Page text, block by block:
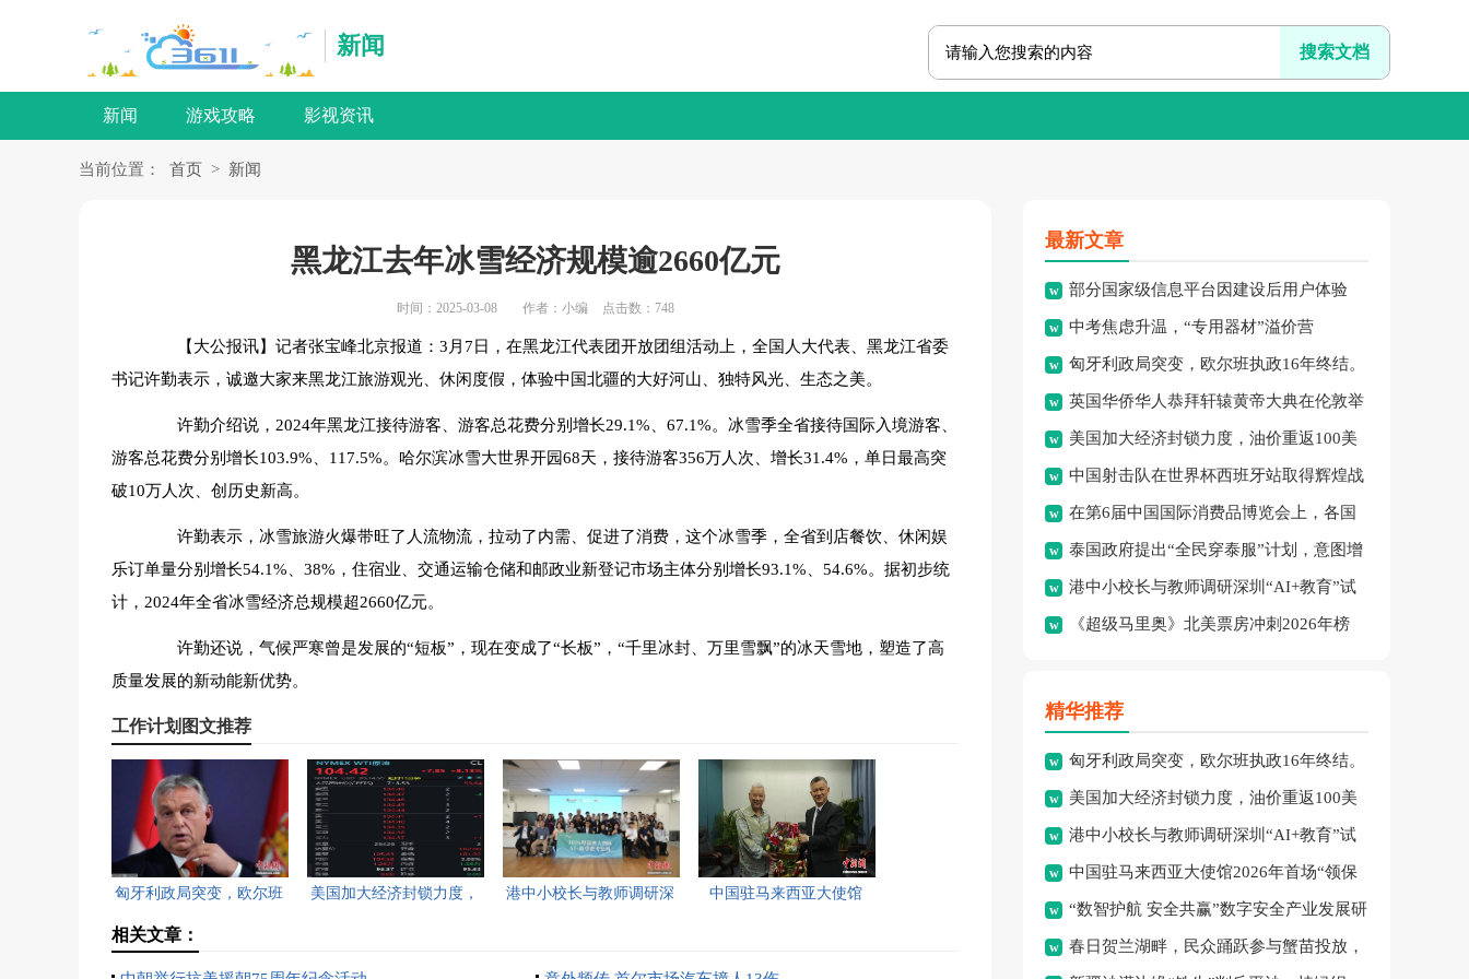
新闻
新闻 游戏攻略 影视资讯
当前位置： 首页 > 新闻
黑龙江去年冰雪经济规模逾2660亿元
时间：2025-03-08 作者：小编 点击数： 748
【大公报讯】记者张宝峰北京报道：3月7日，在黑龙江代表团开放团组活动上，全国人大代表、黑龙江省委
书记许勤表示，诚邀大家来黑龙江旅游观光、 休闲度假，体验中国北疆的大好河山、独特风光、生态之美。
许勤介绍说，2024年黑龙江接待游客、游客总花费分别增长29.1%、67.1%。冰雪季全省接待国际入境游客、
游客总花费分别增长103.9%、117.5%。哈尔滨冰雪大世界开园68天，接待游客356万人次、增长31.4%，单日最高突
破10万人次、创历史新高。
许勤表示，冰雪旅游火爆带旺了人流物流，拉动了内需、促进了消费，这个冰雪季，全省到店餐饮、 休闲娱
乐订单量分别增长54.1%、38%，住宿业、交通运输仓储和邮政业新登记市场主体分别增长93.1%、54.6%。据初步统
计，2024年全省冰雪经济总规模超2660亿元。
许勤还说，气候严寒曾是发展的“短板”，现在变成了“长板”，“千里冰封、万里雪飘”的冰天雪地，塑造了高
质量发展的新动能新优势。
工作计划图文推荐
匈牙利政局突变，欧尔班
执政16年终结。
美国加大经济封锁力度，
港中小校长与教师调研深
中国驻马来西亚大使馆
相关文章：
最新文章
部分国家级信息平台因建设后用户体验
差、系统频繁崩溃、信息更新
中考焦虑升温，“专用器材”溢价营
销、“保过”私教乱象频现，家
匈牙利政局突变，欧尔班执政16年终结。
英国华侨华人恭拜轩辕黄帝大典在伦敦举
行，传承中华文化纽带。
美国加大经济封锁力度，油价重返100美
元高点，黄金价格急跌，
中国射击队在世界杯西班牙站取得辉煌战
绩：8金、3银、2铜。
在第6届中国国际消费品博览会上，各国
品牌集中展示了最新消费精
泰国政府提出“全民穿泰服”计划，意图增
强民族文化认同并拓展泰
港中小校长与教师调研深圳“AI+教育”试
点项目，探索智慧课堂
《超级马里奥》北美票房冲刺2026年榜
精华推荐
匈牙利政局突变，欧尔班执政16年终结。
美国加大经济封锁力度，油价重返100美
元高点，黄金价格急跌，
港中小校长与教师调研深圳“AI+教育”试
点项目，探索智慧课堂
中国驻马来西亚大使馆2026年首场“领保
进校园暨平安留学”主
“数智护航 安全共赢”数字安全产业发展研
讨会在穗召开，多方共
春日贺兰湖畔，民众踊跃参与蟹苗投放，